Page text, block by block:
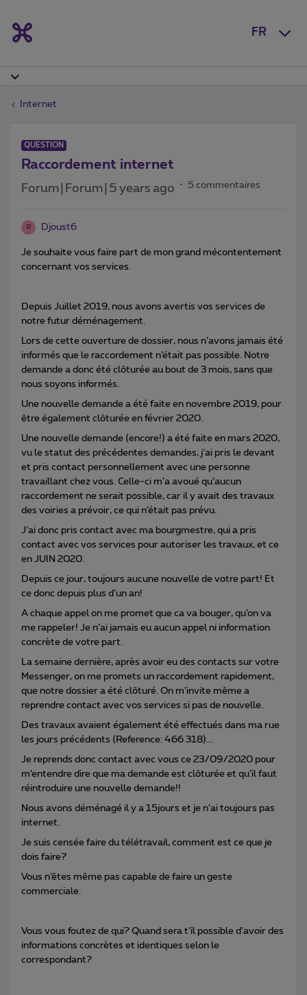
FR
Internet
QUESTION
Raccordement internet
Forum|Forum|5 years ago 5 commentaires
D Djoust6
Je souhaite vous faire part de mon grand mécontentement
concernant vos services.
Depuis Juillet 2019, nous avons avertis vos services de
notre futur déménagement.
Lors de cette ouverture de dossier, nous n’avons jamais été
informés que le raccordement n’était pas possible. Notre
demande a donc été clôturée au bout de 3 mois, sans que
nous soyons informés.
Une nouvelle demande a été faite en novembre 2019, pour
être également clôturée en février 2020.
Une nouvelle demande (encore!) a été faite en mars 2020,
vu le statut des précédentes demandes, j’ai pris le devant
et pris contact personnellement avec une personne
travaillant chez vous. Celle-ci m’a avoué qu’aucun
raccordement ne serait possible, car il y avait des travaux
des voiries a prévoir, ce qui n’était pas prévu.
J’ai donc pris contact avec ma bourgmestre, qui a pris
contact avec vos services pour autoriser les travaux, et ce
en JUIN 2020.
Depuis ce jour, toujours aucune nouvelle de votre part! Et
ce donc depuis plus d’un an!
A chaque appel on me promet que ca va bouger, qu’on va
me rappeler! Je n’ai jamais eu aucun appel ni information
concrète de votre part.
La semaine dernière, après avoir eu des contacts sur votre
Messenger, on me promets un raccordement rapidement,
que notre dossier a été clôturé. On m’invite même a
reprendre contact avec vos services si pas de nouvelle.
Des travaux avaient également été effectués dans ma rue
les jours précédents (Reference: 466 318)...
Je reprends donc contact avec vous ce 23/09/2020 pour
m’entendre dire que ma demande est clôturée et qu’il faut
réintroduire une nouvelle demande!!
Nous avons déménagé il y a 15jours et je n’ai toujours pas
internet.
Je suis censée faire du télétravail, comment est ce que je
dois faire?
Vous n’êtes même pas capable de faire un geste
commerciale.
Vous vous foutez de qui? Quand sera t’il possible d’avoir des
informations concrètes et identiques selon le
correspondant?